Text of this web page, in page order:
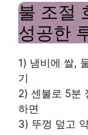
불 조절
성공한
1) 냄비에 쌀,
기
2) 센불로 5분
하면
3) 뚜껑 덮고